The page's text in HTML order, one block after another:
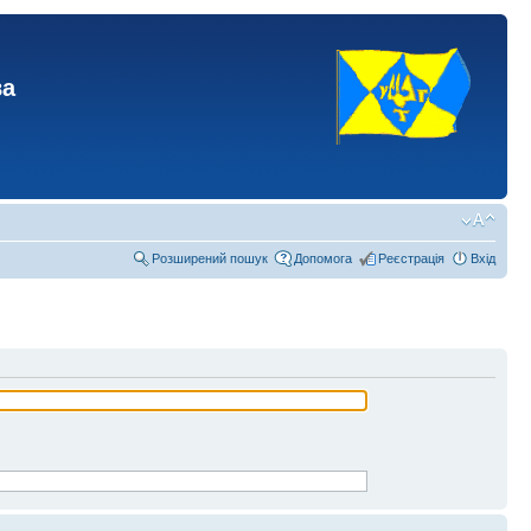
Розширений пошук Допомога Реєстрація Вхід